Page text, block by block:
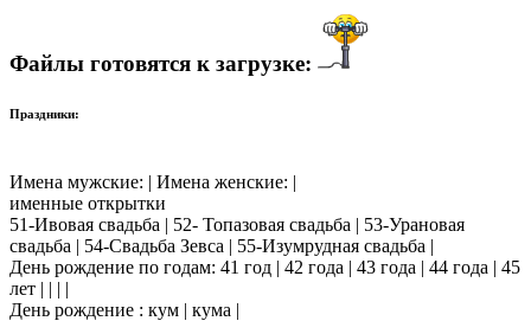
Файлы готовятся к загрузке:
Праздники:
Имена мужские: | Имена женские: |
именные открытки
51-Ивовая свадьба | 52- Топазовая свадьба | 53-Урановая
свадьба | 54-Свадьба Зевса | 55-Изумрудная свадьба |
День рождение по годам: 41 год | 42 года | 43 года | 44 года | 45
лет | | | |
День рождение : кум | кума |